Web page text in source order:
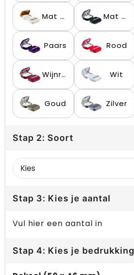
Mat Zand/Goud Mat Zwart
Paars Rood
Wijnrood Wit
Goud Zilver
Stap 2: Soort
Stap 3: Kies je aantal
Vul hier een aantal in
Stap 4: Kies je bedrukking